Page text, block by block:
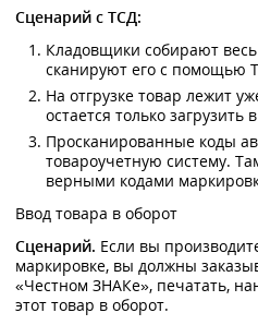
Сценарий с ТСД:
Кладовщики собирают
сканируют его с помощью
На отгрузке товар лежит
остается только загрузить
Просканированные коды
товароучетную систему.
верными кодами
Ввод товара в оборот
Сценарий. Если вы
маркировке, вы должны
«Честном ЗНАКе», печатать,
этот товар в оборот.